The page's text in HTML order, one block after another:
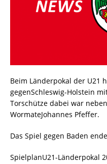
Beim Länderpokal der U21
gegenSchleswig-Holstein
Torschütze dabei war
WormateJohannes Pfeffer.
Das Spiel gegen Baden
SpielplanU21-Länderpokal